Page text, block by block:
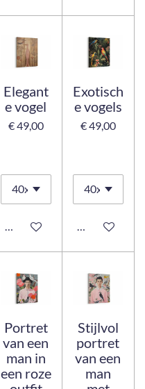
Elegant
e vogel
€ 49,00
Bekijk details
Exotisch
e vogels
€ 49,00
Bekijk details
Portret
van een
man in
een roze
Stijlvol
portret
van een
man